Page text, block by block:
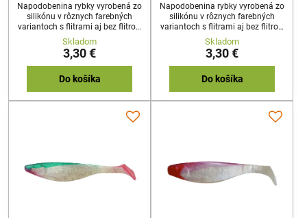
Napodobenina rybky vyrobená zo
silikónu v rôznych farebných
variantoch s flitrami aj bez flitrov.
Používa sa na stredne ťažkú až
ťažkú prívlač z brehu a z člna,
svojim pohybom imituje
poranenú rybku. Napichuje sa na
jigový háčik, a systémik na
Skladom
3,30 €
Do košíka
Napodobenina rybky vyrobená zo
silikónu v rôznych farebných
variantoch s flitrami aj bez flitrov.
Používa sa na stredne ťažkú až
ťažkú prívlač z brehu a z člna,
svojim pohybom imituje
poranenú rybku. Napichuje sa na
jigový háčik, a systémik na
Skladom
3,30 €
Do košíka